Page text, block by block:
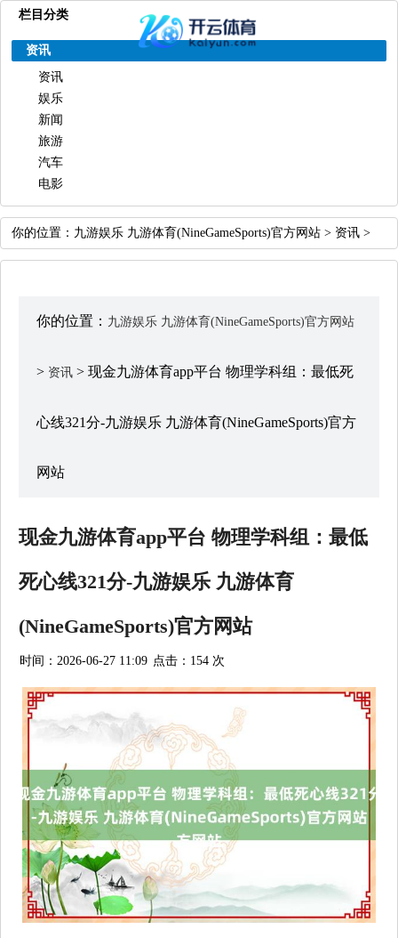
栏目分类
资讯
资讯
娱乐
新闻
旅游
汽车
电影
你的位置： 九游娱乐 九游体育(NineGameSports)官方网站 > 资讯 >
你的位置： 九游娱乐 九游体育(NineGameSports)官方网站
> 资讯 > 现金九游体育app平台 物理学科组：最低死
心线321分-九游娱乐 九游体育(NineGameSports)官方
网站
现金九游体育app平台 物理学科组：最低
死心线321分-九游娱乐 九游体育
(NineGameSports)官方网站
时间：2026-06-27 11:09 点击：154 次